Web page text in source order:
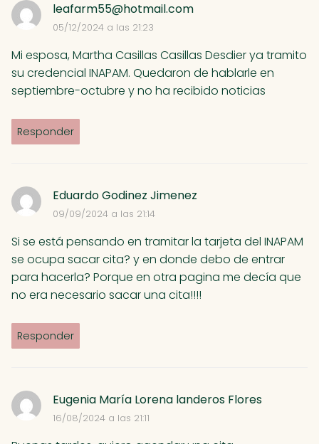
leafarm55@hotmail.com
05/12/2024 a las 21:23
Mi esposa, Martha Casillas Casillas Desdier ya tramito
su credencial INAPAM. Quedaron de hablarle en
septiembre-octubre y no ha recibido noticias
Responder
Eduardo Godinez Jimenez
09/09/2024 a las 21:14
Si se está pensando en tramitar la tarjeta del INAPAM
se ocupa sacar cita? y en donde debo de entrar
para hacerla? Porque en otra pagina me decía que
no era necesario sacar una cita!!!!
Responder
Eugenia María Lorena landeros Flores
16/08/2024 a las 21:11